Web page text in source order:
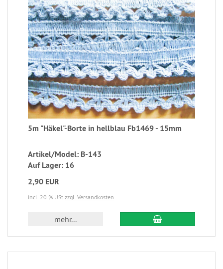
5m "Häkel"-Borte in hellblau Fb1469 - 15mm
Artikel/Model: B-143
Auf Lager: 16
2,90 EUR
incl. 20 % USt zzgl. Versandkosten
mehr...